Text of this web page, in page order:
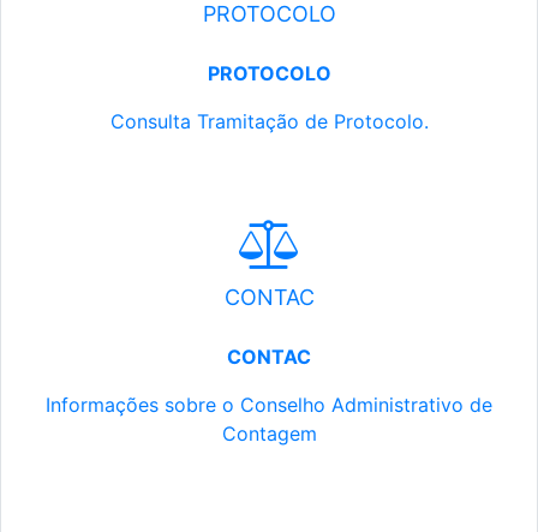
PROTOCOLO
PROTOCOLO
Consulta Tramitação de Protocolo.
CONTAC
CONTAC
Informações sobre o Conselho Administrativo de
Contagem